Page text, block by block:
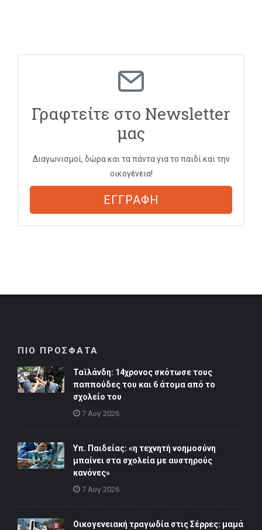
Γραφτείτε στο Newsletter
μας
Διαγωνισμοί, δώρα και τα πάντα για το παιδί και την
οικογένεια!
ΕΓΓΡΑΦΗ
ΠΙΟ ΠΡΟΣΦΑΤΑ
Ταϊλάνδη: 14χρονος σκότωσε τους
παππούδες του και 6 άτομα από το
σχολείο του
7 Αυγ 2026
Υπ. Παιδείας: «η τεχνητή νοημοσύνη
μπαίνει στα σχολεία με αυστηρούς
κανόνες»
7 Αυγ 2026
Οικογενειακή τραγωδία στις Σέρρες: μαμά